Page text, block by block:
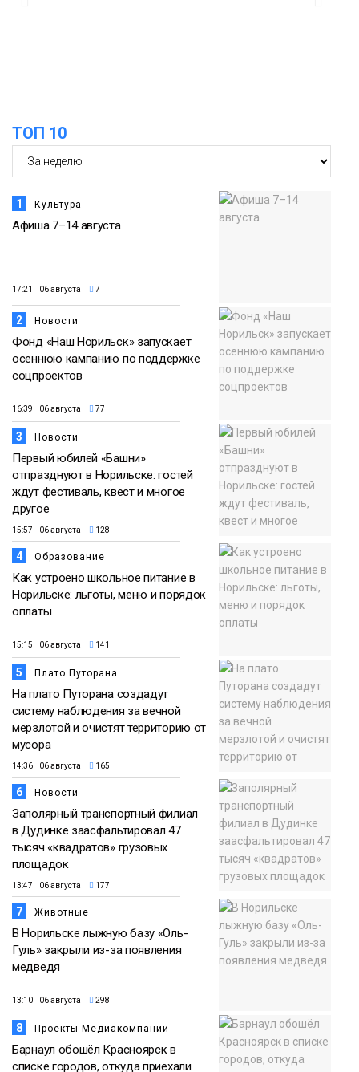
ТОП 10
1 Культура
Афиша 7–14 августа
17:21 06 августа 7
2 Новости
Фонд «Наш Норильск» запускает
осеннюю кампанию по поддержке
соцпроектов
16:39 06 августа 77
3 Новости
Первый юбилей «Башни»
отпразднуют в Норильске: гостей
ждут фестиваль, квест и многое
другое
15:57 06 августа 128
4 Образование
Как устроено школьное питание в
Норильске: льготы, меню и порядок
оплаты
15:15 06 августа 141
5 Плато Путорана
На плато Путорана создадут
систему наблюдения за вечной
мерзлотой и очистят территорию от
мусора
14:36 06 августа 165
6 Новости
Заполярный транспортный филиал
в Дудинке заасфальтировал 47
тысяч «квадратов» грузовых
площадок
13:47 06 августа 177
7 Животные
В Норильске лыжную базу «Оль-
Гуль» закрыли из-за появления
медведя
13:10 06 августа 298
8 Проекты Медиакомпании
Барнаул обошёл Красноярск в
списке городов, откуда приехали